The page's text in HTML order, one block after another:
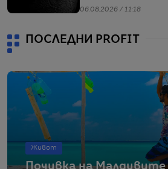
мисии
06.08.2026 / 11:18
ПОСЛЕДНИ PROFIT
Живот
Почивка на Малдивите